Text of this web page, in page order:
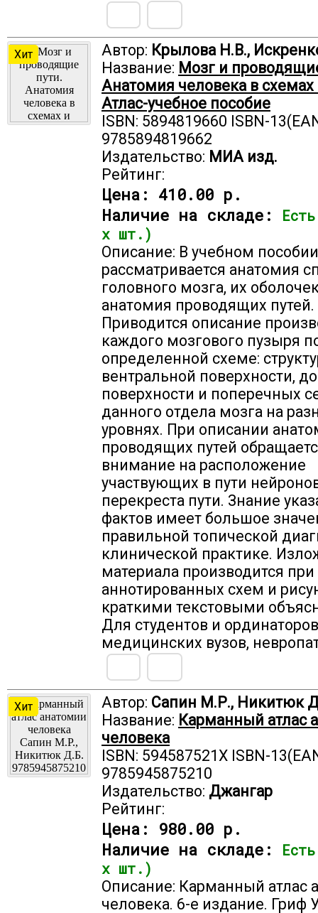
Хит Автор: Крылова Н.В.,
Название: Мозг и
Анатомия человека в схемах
Атлас-учебное пособие
ISBN: 5894819660 ISBN-
9785894819662
Издательство: МИА изд.
Рейтинг:
Цена: 410.00 р.
Наличие на складе:
х шт.)
Описание: В учебном пособии
рассматривается анатомия
головного мозга, их
анатомия проводящих путей.
Приводится описание
каждого мозгового пузыря
определенной схеме:
вентральной поверхности,
поверхности и поперечных
данного отдела мозга на
уровнях. При описании
проводящих путей
внимание на расположение
участвующих в пути
перекреста пути. Знание
фактов имеет большое
правильной топической
клинической практике.
материала производится
аннотированных схем и
краткими текстовыми
Для студентов и ординаторов
медицинских вузов,
Хит Автор: Сапин М.Р., Никитюк
Название: Карманный атлас
человека
ISBN: 594587521X ISBN-
9785945875210
Издательство: Джангар
Рейтинг:
Цена: 980.00 р.
Наличие на складе:
х шт.)
Описание: Карманный атлас
человека. 6-е издание. Гриф